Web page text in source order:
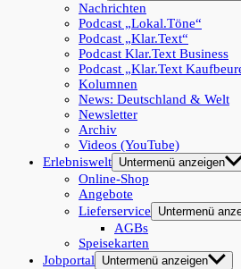
Nachrichten
Podcast „Lokal.Töne“
Podcast „Klar.Text“
Podcast Klar.Text Business
Podcast „Klar.Text
Kolumnen
News: Deutschland & Welt
Newsletter
Archiv
Videos (YouTube)
Erlebniswelt Untermenü anzeigen
Online-Shop
Angebote
Lieferservice
Untermenü
AGBs
Speisekarten
Jobportal
Untermenü anzeigen